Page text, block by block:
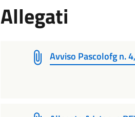
Allegati
Avviso Pascolofg n.